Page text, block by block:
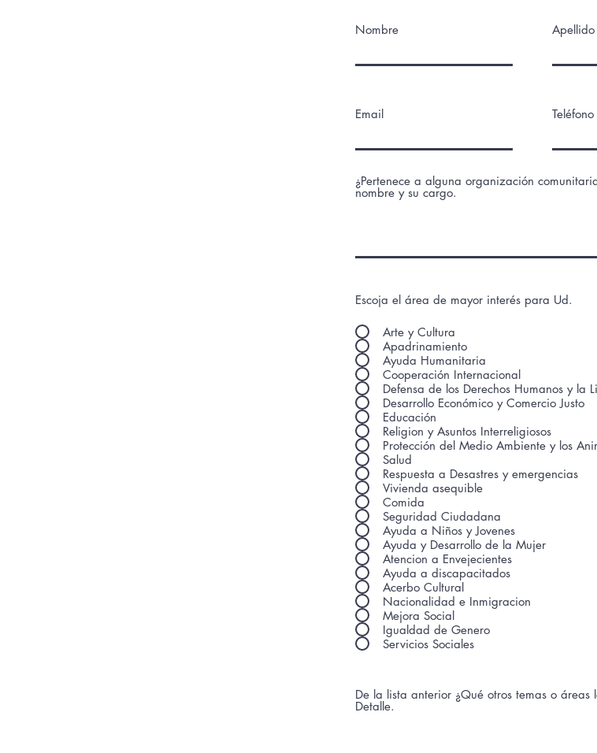
Nombre Apellido
Email Teléfono
¿Pertenece a alguna organización
nombre y su cargo.
Escoja el área de mayor interés para Ud.
Arte y Cultura
Apadrinamiento
Ayuda Humanitaria
Cooperación Internacional
Defensa de los Derechos Humanos y la
Desarrollo Económico y Comercio Justo
Educación
Religion y Asuntos Interreligiosos
Protección del Medio Ambiente y los
Salud
Respuesta a Desastres y emergencias
Vivienda asequible
Comida
Seguridad Ciudadana
Ayuda a Niños y Jovenes
Ayuda y Desarrollo de la Mujer
Atencion a Envejecientes
Ayuda a discapacitados
Acerbo Cultural
Nacionalidad e Inmigracion
Mejora Social
Igualdad de Genero
Servicios Sociales
De la lista anterior ¿Qué otros temas o áreas
Detalle.